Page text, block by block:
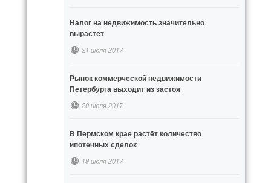
Налог на недвижимость значительно
вырастет
21 июля 2017
Рынок коммерческой недвижимости
Петербурга выходит из застоя
20 июля 2017
В Пермском крае растёт количество
ипотечных сделок
19 июля 2017